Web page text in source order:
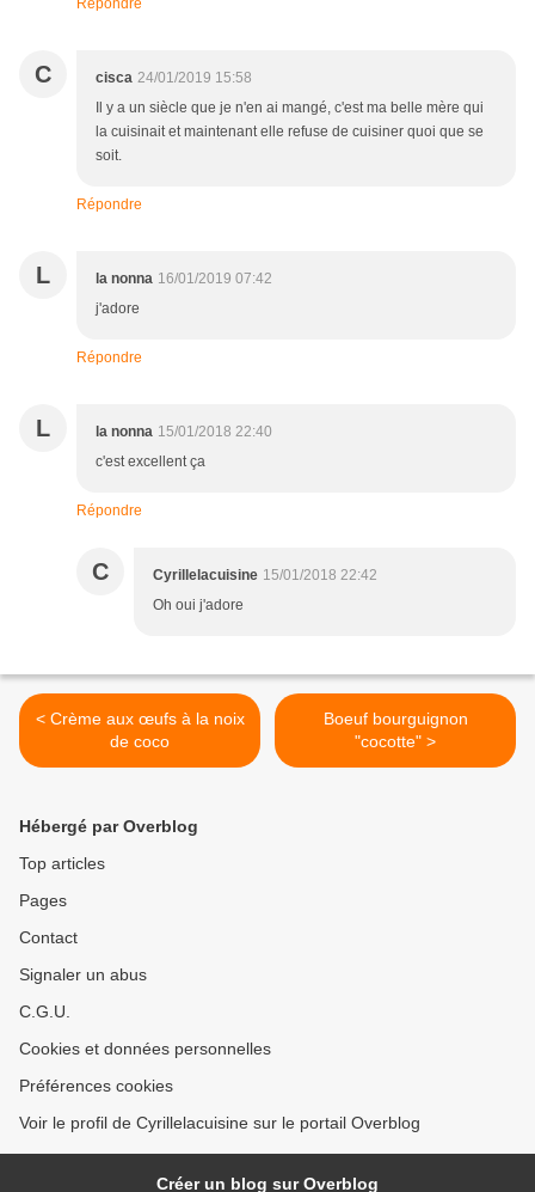
C cisca 24/01/2019 15:58
Il y a un siècle que je n'en ai mangé, c'est ma belle mère qui
la cuisinait et maintenant elle refuse de cuisiner quoi que se
soit.
Répondre
L la nonna 16/01/2019 07:42
j'adore
Répondre
L la nonna 15/01/2018 22:40
c'est excellent ça
Répondre
C Cyrillelacuisine 15/01/2018 22:42
Oh oui j'adore
< Crème aux œufs à la noix
de coco
Boeuf bourguignon
"cocotte" >
Hébergé par Overblog
Top articles
Pages
Contact
Signaler un abus
C.G.U.
Cookies et données personnelles
Préférences cookies
Voir le profil de Cyrillelacuisine sur le portail Overblog
Créer un blog sur Overblog